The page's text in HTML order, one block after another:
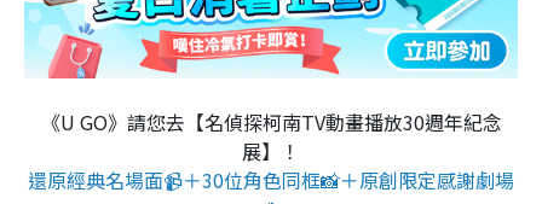
《U GO》請您去【名偵探柯南TV動畫播放30週年紀念
展】！
還原經典名場面📹＋30位角色同框📸＋原創限定感謝劇場